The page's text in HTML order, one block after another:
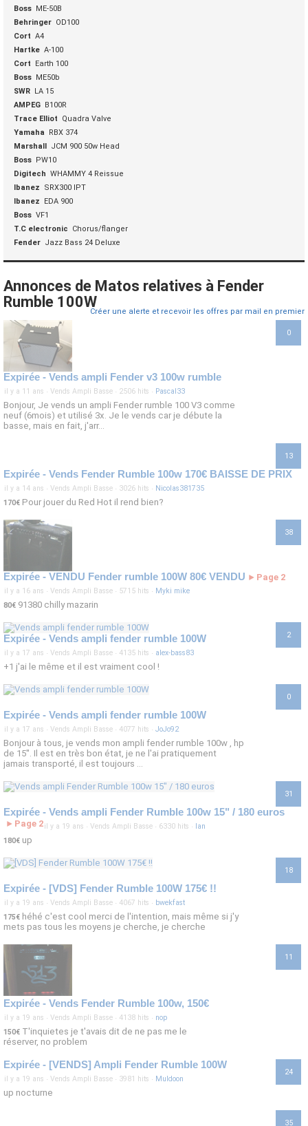
Boss ME-50B
Behringer OD100
Cort A4
Hartke A-100
Cort
Earth 100
Boss ME50b
SWR LA 15
AMPEG B100R
Trace Elliot
Quadra Valve
Yamaha
RBX 374
Marshall JCM 900 50w Head
Boss PW10
Digitech WHAMMY 4 Reissue
Ibanez
SRX300 IPT
Ibanez
EDA 900
Boss VF1
T.C electronic
Chorus/flanger
Fender Jazz Bass 24 Deluxe
Annonces de Matos relatives à Fender
Rumble 100W
Créer une alerte et recevoir les offres par mail en premier
0
Expirée - Vends ampli Fender v3 100w rumble
il y a 11 ans · Vends Ampli Basse · 2506 hits · Pascal33
Bonjour, Je vends un ampli Fender rumble 100 V3 comme
neuf (6mois) et utilisé 3x. Je le vends car je débute la
basse, mais en fait, j'arr...
13
Expirée - Vends Fender Rumble 100w 170€ BAISSE DE PRIX
il y a 14 ans · Vends Ampli Basse · 3026 hits · Nicolas381735
170€ Pour jouer du Red Hot il rend bien?
38
Expirée - VENDU Fender rumble 100W 80€ VENDU ► Page 2
il y a 16 ans · Vends Ampli Basse · 5715 hits · Myki mike
80€ 91380 chilly mazarin
2
Expirée - Vends ampli fender rumble 100W
il y a 17 ans · Vends Ampli Basse · 4135 hits · alex-bass83
+1 j'ai le même et il est vraiment cool !
0
Expirée - Vends ampli fender rumble 100W
il y a 17 ans · Vends Ampli Basse · 4077 hits · JoJo92
Bonjour à tous, je vends mon ampli fender rumble 100w , hp
de 15''. Il est en très bon état, je ne l'ai pratiquement
jamais transporté, il est toujours ...
31
Expirée - Vends ampli Fender Rumble 100w 15" / 180 euros
► Page 2il y a 19 ans · Vends Ampli Basse · 6330 hits · Ian
180€ up
18
Expirée - [VDS] Fender Rumble 100W 175€ !!
il y a 19 ans · Vends Ampli Basse · 4067 hits · bwekfast
175€ héhé c'est cool merci de l'intention, mais même si j'y
mets pas tous les moyens je cherche, je cherche
11
Expirée - Vends Fender Rumble 100w, 150€
il y a 19 ans · Vends Ampli Basse · 4138 hits · nop
150€ T'inquietes je t'avais dit de ne pas me le
réserver, no problem
24
Expirée - [VENDS] Ampli Fender Rumble 100W
il y a 19 ans · Vends Ampli Basse · 3981 hits · Muldoon
up nocturne
35